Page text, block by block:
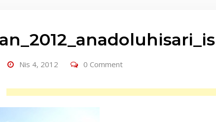
Nis 4, 2012 0 Comment